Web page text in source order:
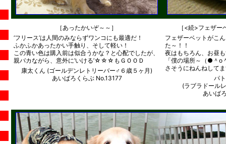
［あったかいぞ～～］
‘フリース’は人間のみならずワンコにも最適だ！
ふかふかあったかい手触り、そして軽い！
この青い色は購入前は似合うかな？と心配でしたが、
親バカながら、意外に‘いける’☆☆☆もＧＯＯＤ
康太くん (ゴールデンレトリーバー♂６歳５ヶ月)
あいばろくらぶ No.13177
［<続>フェザ
フェザーベットがこ
た～！！
夜はもちろん、お昼
「僕の場所～（●＾
さそうにねんねして
パ
(ラブラドール
あいば